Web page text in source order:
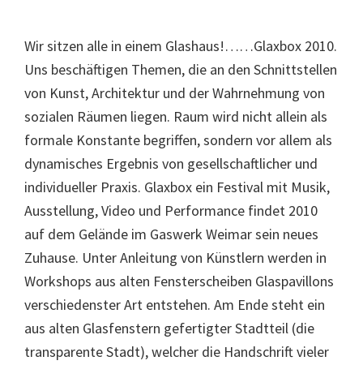
Wir sitzen alle in einem Glashaus!……Glaxbox 2010.
Uns beschäftigen Themen, die an den Schnittstellen
von Kunst, Architektur und der Wahrnehmung von
sozialen Räumen liegen. Raum wird nicht allein als
formale Konstante begriffen, sondern vor allem als
dynamisches Ergebnis von gesellschaftlicher und
individueller Praxis. Glaxbox ein Festival mit Musik,
Ausstellung, Video und Performance findet 2010
auf dem Gelände im Gaswerk Weimar sein neues
Zuhause. Unter Anleitung von Künstlern werden in
Workshops aus alten Fensterscheiben Glaspavillons
verschiedenster Art entstehen. Am Ende steht ein
aus alten Glasfenstern gefertigter Stadtteil (die
transparente Stadt), welcher die Handschrift vieler